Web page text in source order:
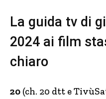
La guida tv di
2024 ai film
chiaro
20 (ch. 20 dtt e